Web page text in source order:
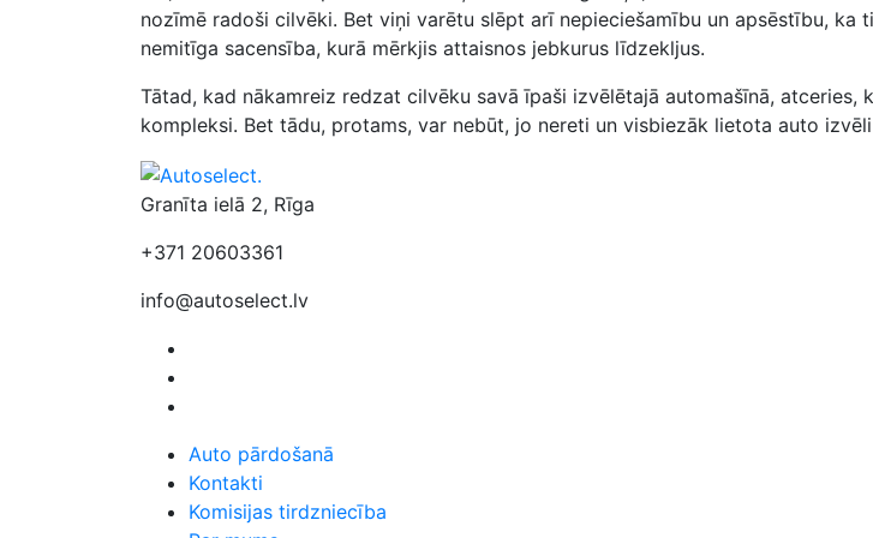
nozīmē radoši cilvēki. Bet viņi varētu slēpt arī nepieciešamību un apsēstību,
nemitīga sacensība, kurā mērkjis attaisnos jebkurus līdzekljus.
Tātad, kad nākamreiz redzat cilvēku savā īpaši izvēlētajā automašīnā,
kompleksi. Bet tādu, protams, var nebūt, jo nereti un visbiezāk lietota auto
Granīta ielā 2, Rīga
+371 20603361
info@autoselect.lv
Auto pārdošanā
Kontakti
Komisijas tirdzniecība